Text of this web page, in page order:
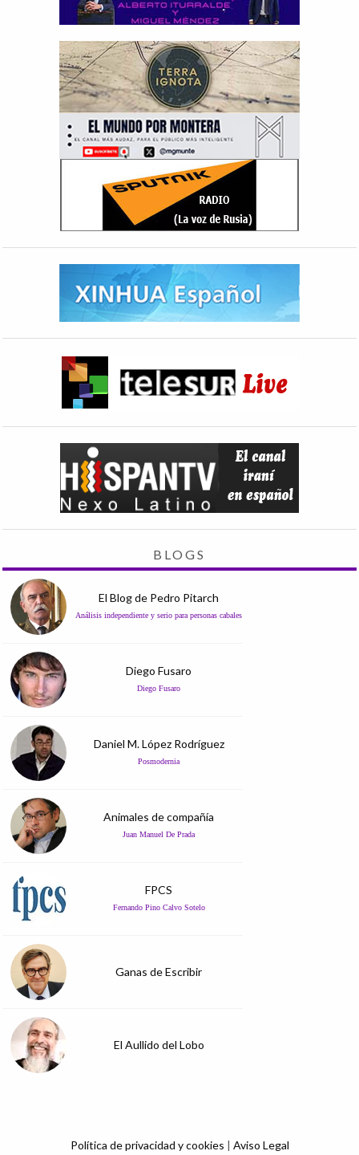
BLOGS
El Blog de Pedro Pitarch
Análisis independiente y serio para personas cabales
Diego Fusaro
Diego Fusaro
Daniel M. López Rodríguez
Posmodernia
Animales de compañía
Juan Manuel De Prada
FPCS
Fernando Pino Calvo Sotelo
Ganas de Escribir
El Aullido del Lobo
Política de privacidad y cookies | Aviso Legal